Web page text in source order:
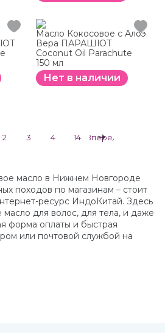
Масло Кокосовое с Алоэ
Вера ПАРАШЮТ
Coconut Oil Parachute
150 мл
Нет в наличии
2 3 4 14 Вперед
масло в Нижнем Новгороде
походов по магазинам – стоит
ресурс ИндоКитай. Здесь
для волос, для тела, и даже
форма оплаты и быстрая
или почтовой службой на